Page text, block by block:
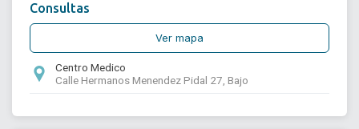
Consultas
Ver mapa
Centro Medico
Calle Hermanos Menendez Pidal 27, Bajo